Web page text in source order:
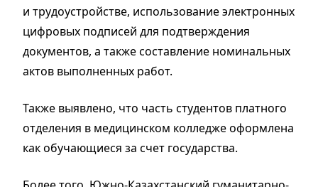
и трудоустройстве, использование электронных
цифровых подписей для подтверждения
документов, а также составление номинальных
актов выполненных работ.
Также выявлено, что часть студентов платного
отделения в медицинском колледже оформлена
как обучающиеся за счет государства.